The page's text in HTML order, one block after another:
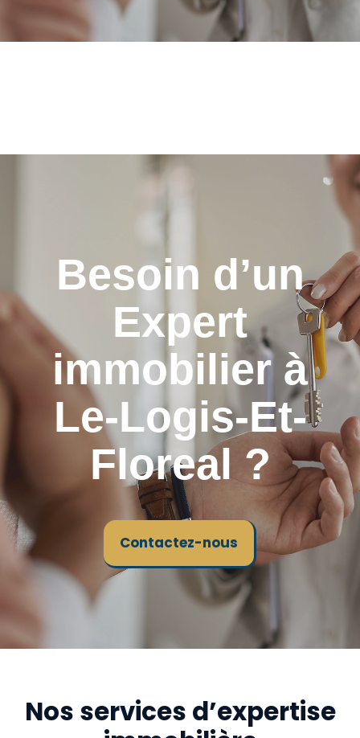
Besoin d’un
Expert
immobilier à
Le-Logis-Et-
Floreal ?
Contactez-nous
Nos services d’expertise